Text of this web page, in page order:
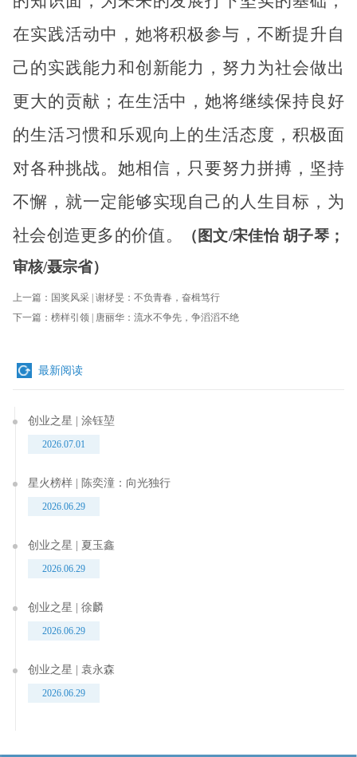
在实践活动中，她将积极参与，不断提升自
己的实践能力和创新能力，努力为社会做出
更大的贡献；在生活中，她将继续保持良好
的生活习惯和乐观向上的生活态度，积极面
对各种挑战。她相信，只要努力拼搏，坚持
不懈，就一定能够实现自己的人生目标，为
社会创造更多的价值。
（图文/宋佳怡 胡子琴；
审核/聂宗省）
上一篇： 国奖风采 | 谢柕旻：不负青春，奋楫笃行
下一篇：榜样引领 | 唐丽华：流水不争先，争滔滔不绝
最新阅读
创业之星 | 涂钰堃
2026.07.01
星火榜样 | 陈奕潼：向光独行
2026.06.29
创业之星 | 夏玉鑫
2026.06.29
创业之星 | 徐麟
2026.06.29
创业之星 | 袁永森
2026.06.29